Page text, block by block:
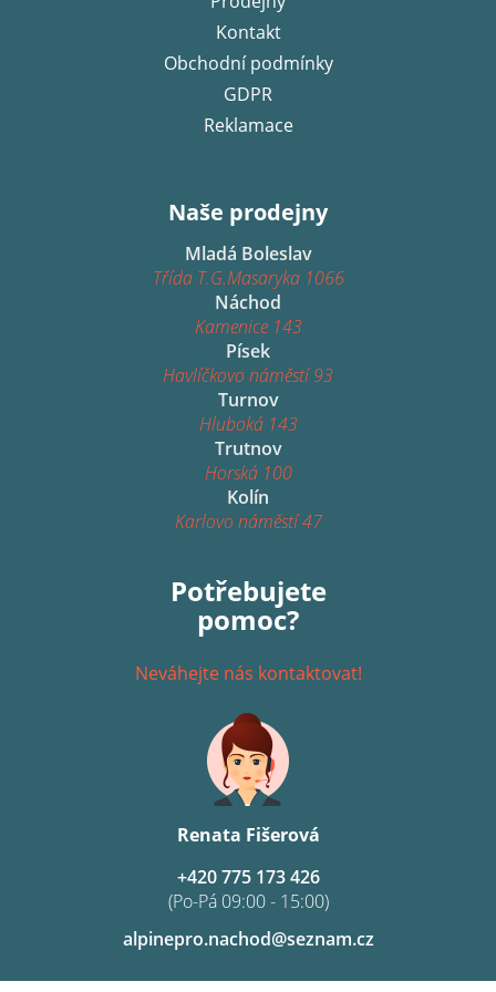
Kontakt
Obchodní podmínky
GDPR
Reklamace
Naše prodejny
Mladá Boleslav
Třída T.G.Masaryka 1066
Náchod
Kamenice 143
Písek
Havlíčkovo náměstí 93
Turnov
Hluboká 143
Trutnov
Horská 100
Kolín
Karlovo náměstí 47
Potřebujete
pomoc?
Neváhejte nás kontaktovat!
Renata Fišerová
alpinepro.nachod@seznam.cz
+420 775 173 426
(Po-Pá 09:00 - 15:00)